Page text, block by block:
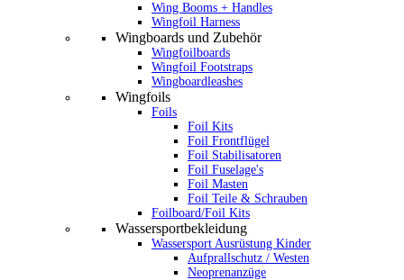
Wing Booms + Handles
Wingfoil Harness
Wingboards und Zubehör
Wingfoilboards
Wingfoil Footstraps
Wingboardleashes
Wingfoils
Foils
Foil Kits
Foil Frontflügel
Foil Stabilisatoren
Foil Fuselage's
Foil Masten
Foil Teile & Schrauben
Foilboard/Foil Kits
Wassersportbekleidung
Wassersport Ausrüstung Kinder
Aufprallschutz / Westen
Neoprenanzüge